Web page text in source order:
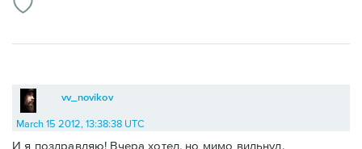
vv_novikov
March 15 2012, 13:38:38 UTC
И я поздравляю! Вчера хотел, но мимо вильнул.